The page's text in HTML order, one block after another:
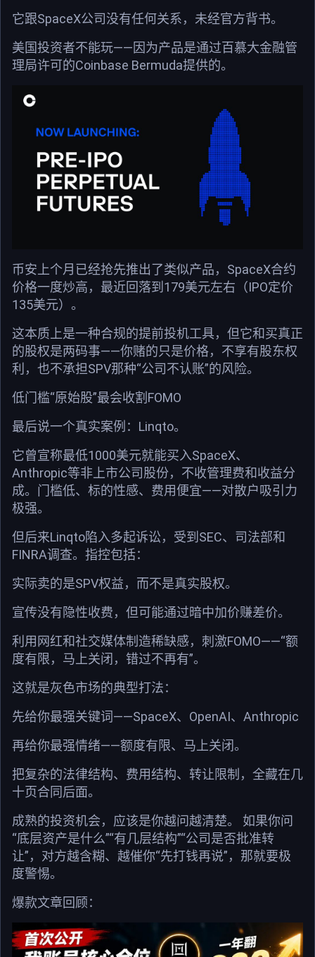
它跟SpaceX公司没有任何关系，未经官方背书。
美国投资者不能玩——因为产品是通过百慕大金融管
理局许可的Coinbase Bermuda提供的。
币安上个月已经抢先推出了类似产品，SpaceX合约
价格一度炒高，最近回落到179美元左右（IPO定价
135美元）。
这本质上是一种合规的提前投机工具，但它和买真正
的股权是两码事——你赌的只是价格，不享有股东权
利，也不承担SPV那种“公司不认账”的风险。
低门槛“原始股”最会收割FOMO
最后说一个真实案例：Linqto。
它曾宣称最低1000美元就能买入SpaceX、
Anthropic等非上市公司股份，不收管理费和收益分
成。门槛低、标的性感、费用便宜——对散户吸引力
极强。
但后来Linqto陷入多起诉讼，受到SEC、司法部和
FINRA调查。指控包括：
实际卖的是SPV权益，而不是真实股权。
宣传没有隐性收费，但可能通过暗中加价赚差价。
利用网红和社交媒体制造稀缺感，刺激FOMO——“额
度有限，马上关闭，错过不再有”。
这就是灰色市场的典型打法：
先给你最强关键词——SpaceX、OpenAI、Anthropic
再给你最强情绪——额度有限、马上关闭。
把复杂的法律结构、费用结构、转让限制，全藏在几
十页合同后面。
成熟的投资机会，应该是你越问越清楚。 如果你问
“底层资产是什么”“有几层结构”“公司是否批准转
让”，对方越含糊、越催你“先打钱再说”，那就要极
度警惕。
爆款文章回顾：